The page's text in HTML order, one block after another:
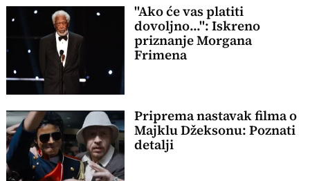
"Ako će vas platiti
dovoljno...": Iskreno
priznanje Morgana
Frimena
Priprema nastavak filma o
Majklu Džeksonu: Poznati
detalji